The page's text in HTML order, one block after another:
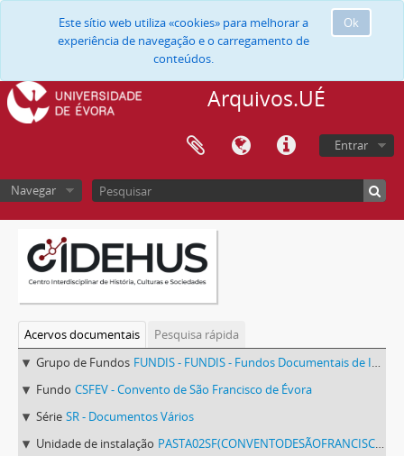
Ok
Este sítio web utiliza «cookies» para melhorar a
experiência de navegação e o carregamento de
conteúdos.
Arquivos.UÉ
Entrar
Navegar
Acervos documentais
Pesquisa rápida
Grupo de Fundos FUNDIS - FUNDIS - Fundos Documentais de Instituições do Sul
Fundo CSFEV - Convento de São Francisco de Évora
Série SR - Documentos Vários
Unidade de instalação PASTA02SF(CONVENTODESÃOFRANCISCODEÉVORA) - Pergaminhos Avulsos, pasta 02 SF (Convento de São Francisco de Évora).